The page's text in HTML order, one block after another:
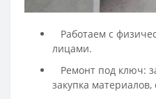
Работаем с
лицами.
Ремонт под ключ:
закупка материалов,